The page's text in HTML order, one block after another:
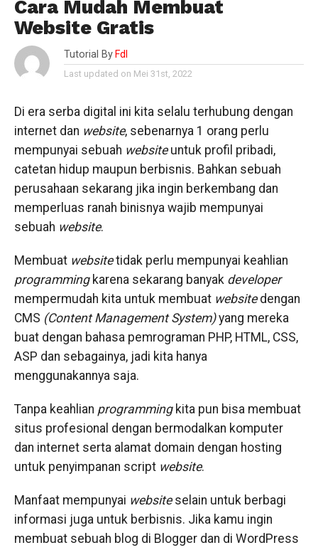
Cara Mudah Membuat
Website Gratis
Tutorial By Fdl
Last updated on Mei 31st, 2022
Di era serba digital ini kita selalu terhubung dengan
internet dan website, sebenarnya 1 orang perlu
mempunyai sebuah websiteuntuk profil pribadi,
catetan hidup maupun berbisnis. Bahkan sebuah
perusahaan sekarang jika ingin berkembang dan
memperluas ranah binisnya wajib mempunyai
sebuah website.
Membuat websitetidak perlu mempunyai keahlian
programmingkarena sekarang banyak developer
mempermudah kita untuk membuat websitedengan
CMS (Content Management System)yang mereka
buat dengan bahasa pemrograman PHP, HTML, CSS,
ASP dan sebagainya, jadi kita hanya
menggunakannya saja.
Tanpa keahlian programmingkita pun bisa membuat
situs profesional dengan bermodalkan komputer
dan internet serta alamat domain dengan hosting
untuk penyimpanan script website.
Manfaat mempunyai websiteselain untuk berbagi
informasi juga untuk berbisnis. Jika kamu ingin
membuat sebuah blog di Blogger dan di WordPress